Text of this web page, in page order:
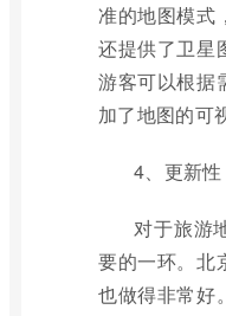
准的地图模式
还提供了卫星
游客可以根据
加了地图的可
4、更新性
对于旅游
要的一环。北
也做得非常好